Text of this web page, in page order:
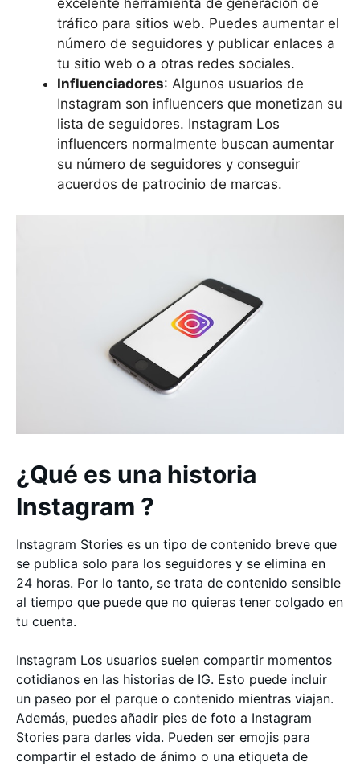
excelente herramienta de generación de
tráfico para sitios web. Puedes aumentar el
número de seguidores y publicar enlaces a
tu sitio web o a otras redes sociales.
Influenciadores: Algunos usuarios de
Instagram son influencers que monetizan su
lista de seguidores. Instagram Los
influencers normalmente buscan aumentar
su número de seguidores y conseguir
acuerdos de patrocinio de marcas.
¿Qué es una historia
Instagram ?
Instagram Stories es un tipo de contenido breve que
se publica solo para los seguidores y se elimina en
24 horas. Por lo tanto, se trata de contenido sensible
al tiempo que puede que no quieras tener colgado en
tu cuenta.
Instagram Los usuarios suelen compartir momentos
cotidianos en las historias de IG. Esto puede incluir
un paseo por el parque o contenido mientras viajan.
Además, puedes añadir pies de foto a Instagram
Stories para darles vida. Pueden ser emojis para
compartir el estado de ánimo o una etiqueta de